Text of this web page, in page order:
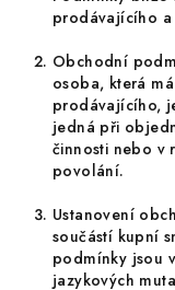
prodávajícího
Obchodní
osoba, která
prodávajícího,
jedná při
činnosti nebo v
povolání.
Ustanovení
součástí kupní
podmínky jsou
jazykových